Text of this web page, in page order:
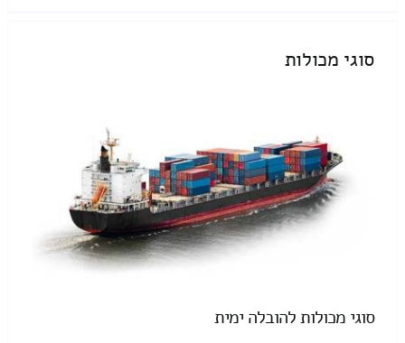
סוגי מכולות
סוגי מכולות להובלה ימית